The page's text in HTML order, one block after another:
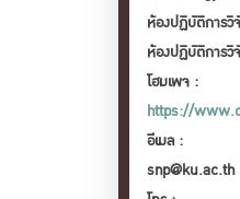
ห้องปฏิบัติการวิ
ห้องปฏิบัติการวิ
โฮมเพจ :
https://
อีเมล :
snp@ku.ac.th